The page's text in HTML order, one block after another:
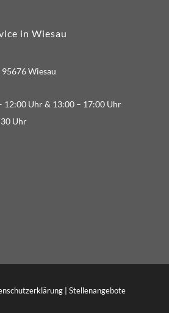
in Wiesau
Wiesau
12:00 Uhr & 13:00 – 17:00 Uhr
Uhr
| Stellenangebote